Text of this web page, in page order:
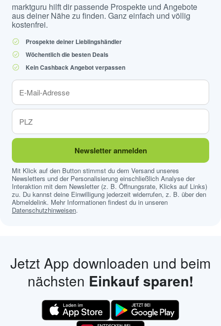
marktguru hilft dir passende Prospekte und Angebote
aus deiner Nähe zu finden. Ganz einfach und völlig
kostenfrei.
Prospekte deiner Lieblingshändler
Wöchentlich die besten Deals
Kein Cashback Angebot verpassen
Newsletter anmelden
Mit Klick auf den Button stimmst du dem Versand unseres
Newsletters und der Personalisierung einschließlich Analyse der
Interaktion mit dem Newsletter (z. B. Öffnungsrate, Klicks auf Links)
zu. Du kannst deine Einwilligung jederzeit widerrufen, z. B. über den
Abmeldelink. Mehr Informationen findest du in unseren
Datenschutzhinweisen.
Jetzt App downloaden und beim
nächsten Einkauf sparen!